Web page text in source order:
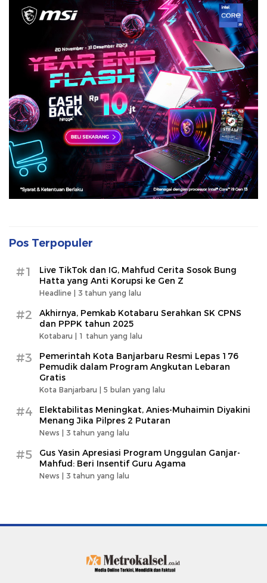
Pos Terpopuler
#1
Live TikTok dan IG, Mahfud Cerita Sosok Bung
Hatta yang Anti Korupsi ke Gen Z
Headline | 3 tahun yang lalu
#2
Akhirnya, Pemkab Kotabaru Serahkan SK CPNS
dan PPPK tahun 2025
Kotabaru | 1 tahun yang lalu
#3
Pemerintah Kota Banjarbaru Resmi Lepas 176
Pemudik dalam Program Angkutan Lebaran
Gratis
Kota Banjarbaru | 5 bulan yang lalu
#4
Elektabilitas Meningkat, Anies-Muhaimin Diyakini
Menang Jika Pilpres 2 Putaran
News | 3 tahun yang lalu
#5
Gus Yasin Apresiasi Program Unggulan Ganjar-
Mahfud: Beri Insentif Guru Agama
News | 3 tahun yang lalu